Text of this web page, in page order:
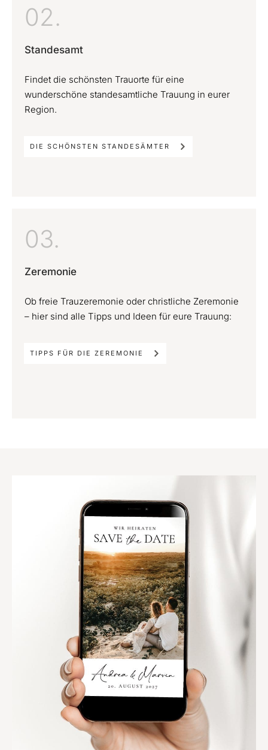
02.
Standesamt
Findet die schönsten Trauorte für eine
wunderschöne standesamtliche Trauung in eurer
Region.
DIE SCHÖNSTEN STANDESÄMTER
03.
Zeremonie
Ob freie Trauzeremonie oder christliche Zeremonie
– hier sind alle Tipps und Ideen für eure Trauung:
TIPPS FÜR DIE ZEREMONIE